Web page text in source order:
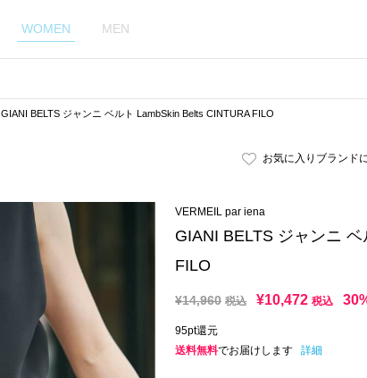
WOMEN MEN
GIANI BELTS ジャンニ ベルト LambSkin Belts CINTURA FILO
お気に入りブランド
VERMEIL par iena
GIANI BELTS ジャンニ
FILO
¥14,960 税込 ¥10,472 税込
95pt還元
送料無料でお届けします 詳細